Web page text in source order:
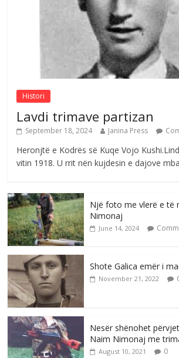
Nga poetja atdhetare
BOLL MO
August 6, 2026
Histori
Lavdi trimave partizan
September 18, 2024 Janina Press
Heronjtë e Kodrës së Kuqe Vojo
vitin 1918. U rrit nën kujdesin e dajove
Një foto me vlerë e të
Nimonaj
June 14, 2024
Shote Galica emër i
November 21, 2022
Nesër shënohet
Naim Nimonaj me
August 10, 2021 0